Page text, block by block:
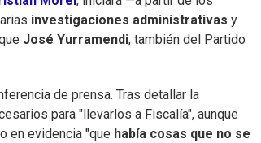
investigaciones administrativas y
José Yurramendi, también del Partido
de prensa. Tras detallar la
para "llevarlos a Fiscalía", aunque
en evidencia "que había cosas que no se